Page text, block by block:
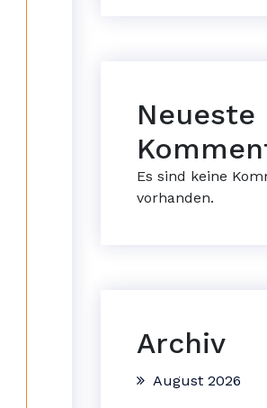
Neueste
Es sind keine
vorhanden.
Archiv
August 2026